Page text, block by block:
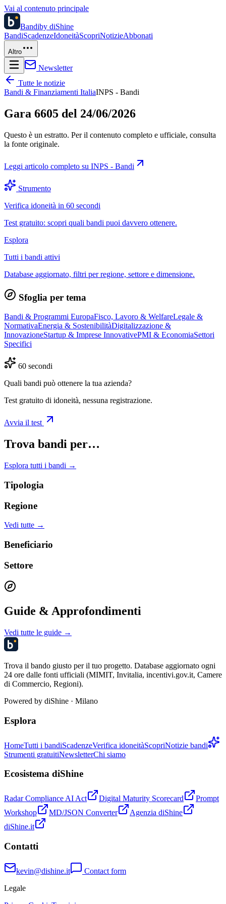
Vai al contenuto principale
Bandiby diShine
BandiScadenzeIdoneitàScopriNotizieAbbonati
Altro
Newsletter
Tutte le notizie
Bandi & Finanziamenti ItaliaINPS - Bandi
Gara 6605 del 24/06/2026
Questo è un estratto. Per il contenuto completo e ufficiale, consulta
la fonte originale.
Leggi articolo completo su INPS - Bandi
Strumento
Verifica idoneità in 60 secondi
Test gratuito: scopri quali bandi puoi davvero ottenere.
Esplora
Tutti i bandi attivi
Database aggiornato, filtri per regione, settore e dimensione.
Sfoglia per tema
Bandi & Programmi EuropaFisco, Lavoro & WelfareLegale &
NormativaEnergia & SostenibilitàDigitalizzazione &
InnovazioneStartup & Imprese InnovativePMI & EconomiaSettori
Specifici
60 secondi
Quali bandi può ottenere la tua azienda?
Test gratuito di idoneità, nessuna registrazione.
Avvia il test
Trova bandi per…
Esplora tutti i bandi →
Tipologia
Regione
Vedi tutte →
Beneficiario
Settore
Guide & Approfondimenti
Vedi tutte le guide →
Trova il bando giusto per il tuo progetto. Database aggiornato ogni
24 ore dalle fonti ufficiali (MIMIT, Invitalia, incentivi.gov.it, Camere
di Commercio, Regioni).
Powered by diShine · Milano
Esplora
HomeTutti i bandiScadenzeVerifica idoneitàScopriNotizie bandi
Strumenti gratuitiNewsletterChi siamo
Ecosistema diShine
Radar Compliance AI Act Digital Maturity Scorecard
Prompt
Workshop
MD/JSON Converter
Agenzia diShine
diShine.it
Contatti
kevin@dishine.it
Contact form
Legale